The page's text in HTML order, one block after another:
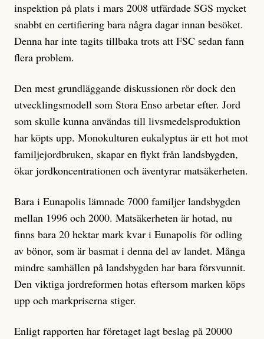
inspektion på plats i mars 2008 utfärdade SGS mycket
snabbt en certifiering bara några dagar innan besöket.
Denna har inte tagits tillbaka trots att FSC sedan fann
flera problem.
Den mest grundläggande diskussionen rör dock den
utvecklingsmodell som Stora Enso arbetar efter. Jord
som skulle kunna användas till livsmedelsproduktion
har köpts upp. Monokulturen eukalyptus är ett hot mot
familjejordbruken, skapar en flykt från landsbygden,
ökar jordkoncentrationen och äventyrar matsäkerheten.
Bara i Eunapolis lämnade 7000 familjer landsbygden
mellan 1996 och 2000. Matsäkerheten är hotad, nu
finns bara 20 hektar mark kvar i Eunapolis för odling
av bönor, som är basmat i denna del av landet. Många
mindre samhällen på landsbygden har bara försvunnit.
Den viktiga jordreformen hotas eftersom marken köps
upp och markpriserna stiger.
Enligt rapporten har företaget lagt beslag på 20000